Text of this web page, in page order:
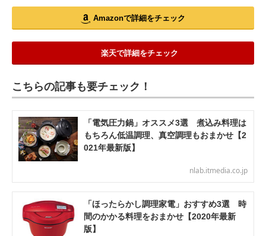
Amazonで詳細をチェック
楽天で詳細をチェック
こちらの記事も要チェック！
「電気圧力鍋」オススメ3選 煮込み料理は
もちろん低温調理、真空調理もおまかせ【2
021年最新版】
nlab.itmedia.co.jp
「ほったらかし調理家電」おすすめ3選 時
間のかかる料理をおまかせ【2020年最新
版】